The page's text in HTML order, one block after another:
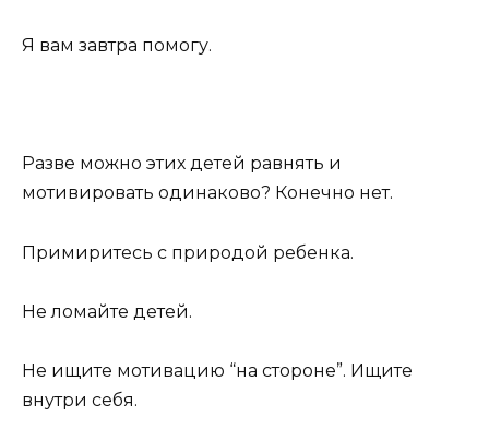
Я вам завтра помогу.
Разве можно этих детей равнять и
мотивировать одинаково? Конечно нет.
Примиритесь с природой ребенка.
Не ломайте детей.
Не ищите мотивацию “на стороне”. Ищите
внутри себя.